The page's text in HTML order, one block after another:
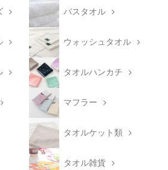
バスタオル
ウォッシュタオル
タオルハンカチ
マフラー
タオルケット類
タオル雑貨